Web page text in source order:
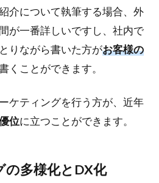
介について執筆する場合、外
が一番詳しいですし、社内で
りながら書いた方がお客様の
くことができます。
ケティングを行う方が、近年
位に立つことができます。
多様化とDX化